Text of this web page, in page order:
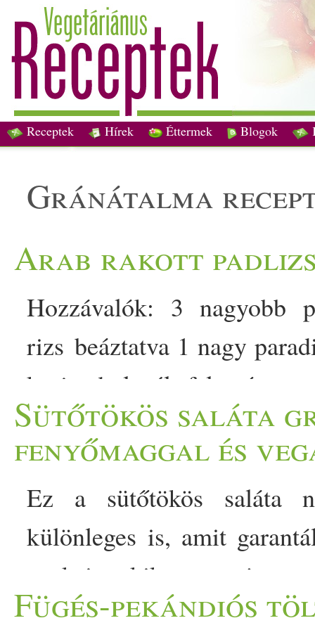
Receptek Hírek Éttermek Blogok
gránátalma
Arab rakott
Hozzávalók: 3 nagyobb
rizs beáztatva 1 nagy
korianderlevél felaprítva
(elhagyható vagy
paradicsom fél kápia
2 evőkanálgránátalma
fűszerkeverék 1 kk
pirospaprika fél kk
forró víz 2 evőkanál
Sütőtökös saláta
fenyőmaggal és
Ez a sütőtökös saláta
különleges is, amit
azok is, akik nem
hideg időben csak
Fügés-pekándiós